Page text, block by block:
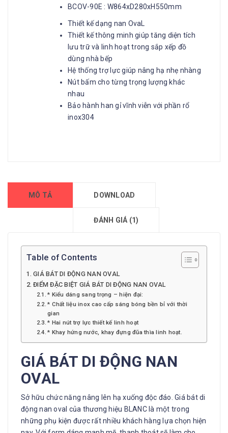
BCOV-90E : W864xD280xH550mm
Thiết kế dạng nan OvaL
Thiết kế thông minh giúp tăng diện tích
lưu trữ và linh hoạt trong sắp xếp đồ
dùng nhà bếp
Hệ thống trợ lực giúp nâng hạ nhẹ nhàng
Nút bấm cho từng trọng lượng khác
nhau
Bảo hành han gỉ vĩnh viễn với phần rổ
inox304
MÔ TẢ DOWNLOAD
ĐÁNH GIÁ (1)
Table of Contents
GIÁ BÁT DI ĐỘNG NAN OVAL
ĐIỂM ĐẶC BIỆT GIÁ BÁT DI ĐỘNG NAN OVAL
* Kiểu dáng sang trọng – hiện đại:
* Chất liệu inox cao cấp sáng bóng bền bỉ với thời
gian
* Hai nút trợ lực thiết kế linh hoạt
* Khay hứng nước, khay đựng đũa thìa linh hoạt.
GIÁ BÁT DI ĐỘNG NAN
OVAL
Sở hữu chức năng nâng lên hạ xuống độc đáo. Giá bát di
động nan oval của thương hiệu BLANC là một trong
những phụ kiện được rất nhiều khách hàng lựa chọn hiện